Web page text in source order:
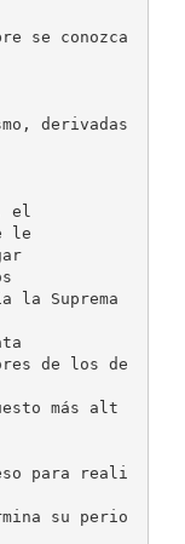
se conozca
derivadas
el
le
la Suprema
de los de
más alt
para reali
su perio